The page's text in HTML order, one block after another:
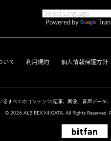
Powered by
いて 利用規約 個人情報保護方針
るすべてのコンテンツ(記事、画像、音声データ
© 2026 ALBIREX NIIGATA. All Rights Reserved.